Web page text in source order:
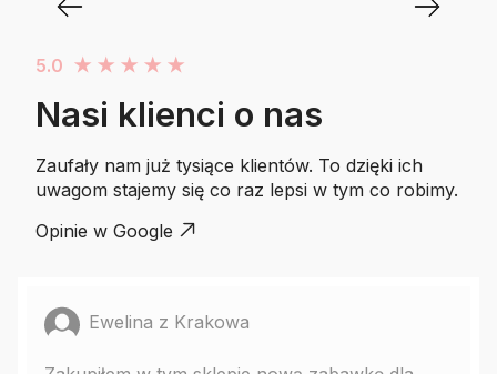
5.0 ★ ★ ★ ★ ★
Nasi klienci o nas
Zaufały nam już tysiące klientów. To dzięki ich
uwagom stajemy się co raz lepsi w tym co robimy.
Opinie w Google
Ewelina z Krakowa